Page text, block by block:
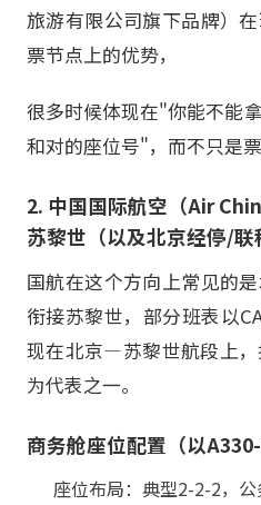
旅游有限公司旗下品牌）
票节点上的优势，
很多时候体现在"你能不能
和对的座位号"，而不只是
2. 中国国际航空（Air
苏黎世（以及北京经停/联
国航在这个方向上常见的
衔接苏黎世，部分班表以
现在北京—苏黎世航段上，
为代表之一。
商务舱座位配置（以
座位布局：典型2-2-2，